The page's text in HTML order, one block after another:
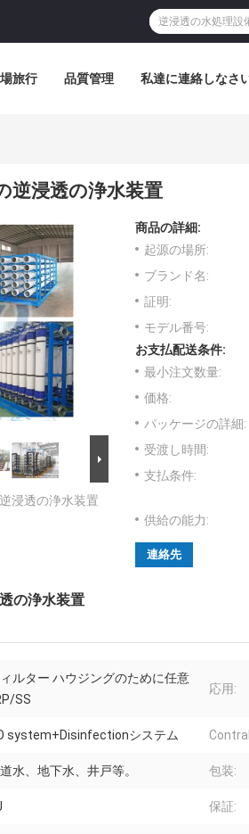
旅行 品質管理 私達に連絡しなさ
逆浸透の浄水装置
浸透の浄水装置
商品の詳細:
起源の場所:
ブランド名:
証明:
モデル番号:
お支払配送条件:
最小注文数量:
価格:
パッケージの詳細:
受渡し時間:
支払条件:
供給の能力:
連絡先
の浄水装置
ルター ハウジングのために任意
SS
応用:
system+Disinfectionシステム
水、地下水、井戸等。 包装:
保証: